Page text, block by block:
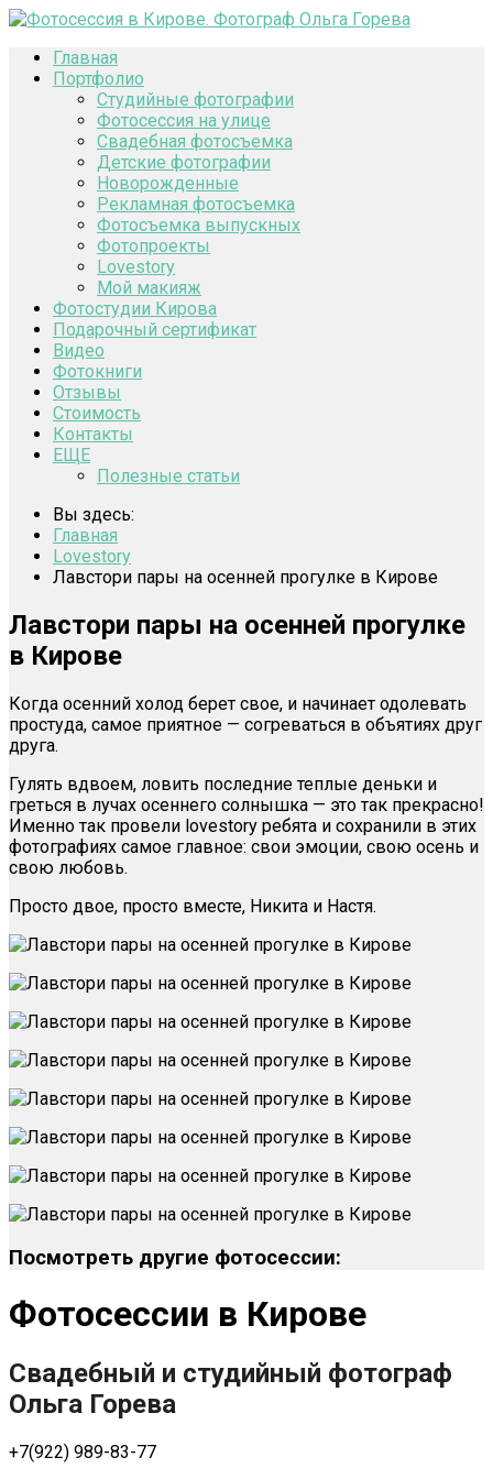
Главная
Портфолио
Студийные фотографии
Фотосессия на улице
Свадебная фотосъемка
Детские фотографии
Новорожденные
Рекламная фотосъемка
Фотосъемка выпускных
Фотопроекты
Lovestory
Мой макияж
Фотостудии Кирова
Подарочный сертификат
Видео
Фотокниги
Отзывы
Стоимость
Контакты
ЕЩЕ
Полезные статьи
Вы здесь:
Главная
Lovestory
Лавстори пары на осенней прогулке в Кирове
Лавстори пары на осенней прогулке
в Кирове
Когда осенний холод берет свое, и начинает одолевать
простуда, самое приятное — согреваться в объятиях друг
друга.
Гулять вдвоем, ловить последние теплые деньки и
греться в лучах осеннего солнышка — это так прекрасно!
Именно так провели lovestory ребята и сохранили в этих
фотографиях самое главное: свои эмоции, свою осень и
свою любовь.
Просто двое, просто вместе, Никита и Настя.
Посмотреть другие фотосессии:
Фотосессии в Кирове
Свадебный и студийный фотограф
Ольга Горева
+7(922) 989-83-77